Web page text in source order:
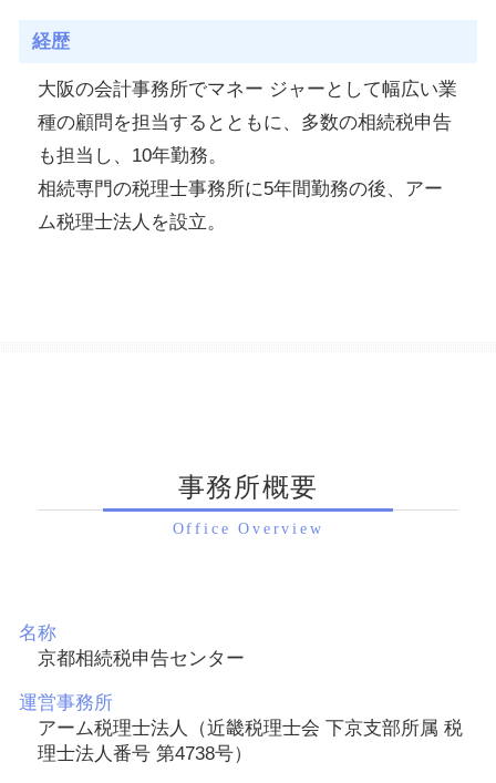
経歴
大阪の会計事務所でマネー ジャーとして幅広い業
種の顧問を担当するとともに、多数の相続税申告
も担当し、10年勤務。
相続専門の税理士事務所に5年間勤務の後、アー
ム税理士法人を設立。
事務所概要
Office Overview
名称
京都相続税申告センター
運営事務所
アーム税理士法人（近畿税理士会 下京支部所属 税
理士法人番号 第4738号）